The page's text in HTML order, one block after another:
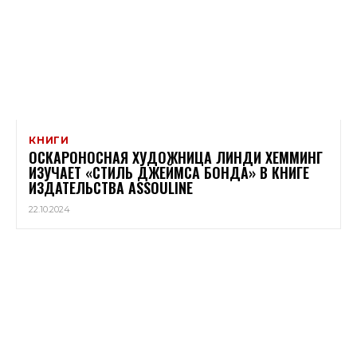
КНИГИ
ОСКАРОНОСНАЯ ХУДОЖНИЦА ЛИНДИ ХЕММИНГ
ИЗУЧАЕТ «СТИЛЬ ДЖЕЙМСА БОНДА» В КНИГЕ
ИЗДАТЕЛЬСТВА ASSOULINE
22.10.2024